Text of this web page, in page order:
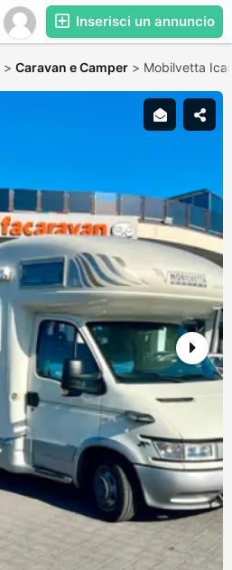
Inserisci un annuncio
> Caravan e Camper > Mobilvetta